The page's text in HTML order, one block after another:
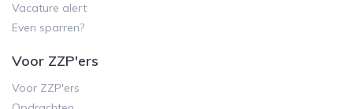
Vacature alert
Even sparren?
Voor ZZP'ers
Voor ZZP'ers